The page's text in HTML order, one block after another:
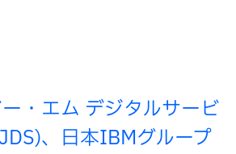
・エム デジタルサービ
、日本IBMグループ